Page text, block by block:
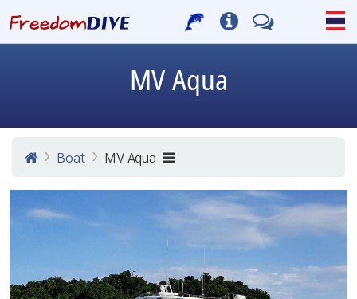
MV Aqua
Boat MV Aqua